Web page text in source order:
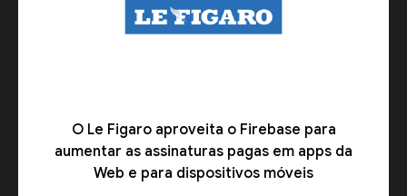
O Le Figaro aproveita o Firebase para
aumentar as assinaturas pagas em apps da
Web e para dispositivos móveis